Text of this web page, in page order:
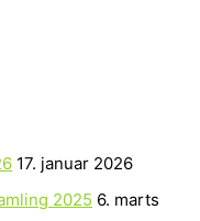
17. januar 2026
2025 6. marts